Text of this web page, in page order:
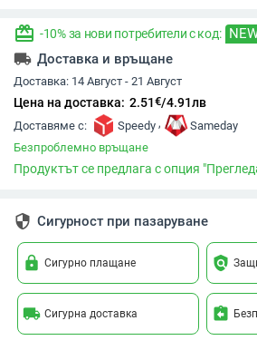
redeem -10% за нови потребители с код:
local_shipping Доставка и връщане
Доставка: 14 Август - 21 Август
Цена на доставка: 2.51€/4.91лв
Доставяме с: Speedy ,
Sameday
Безпроблемно връщане
Продуктът се предлага с опция
security Сигурност при пазаруване
lock Сигурно плащане policy
local_shipping Сигурна доставка assignment_return